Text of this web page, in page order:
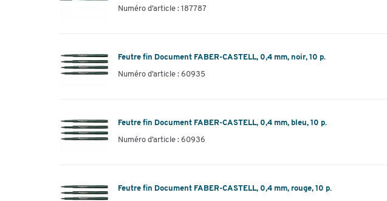
Numéro d’article : 187787
Feutre fin Document FABER-CASTELL, 0,4 mm, noir, 10 p.
Numéro d’article : 60935
Feutre fin Document FABER-CASTELL, 0,4 mm, bleu, 10 p.
Numéro d’article : 60936
Feutre fin Document FABER-CASTELL, 0,4 mm, rouge, 10 p.